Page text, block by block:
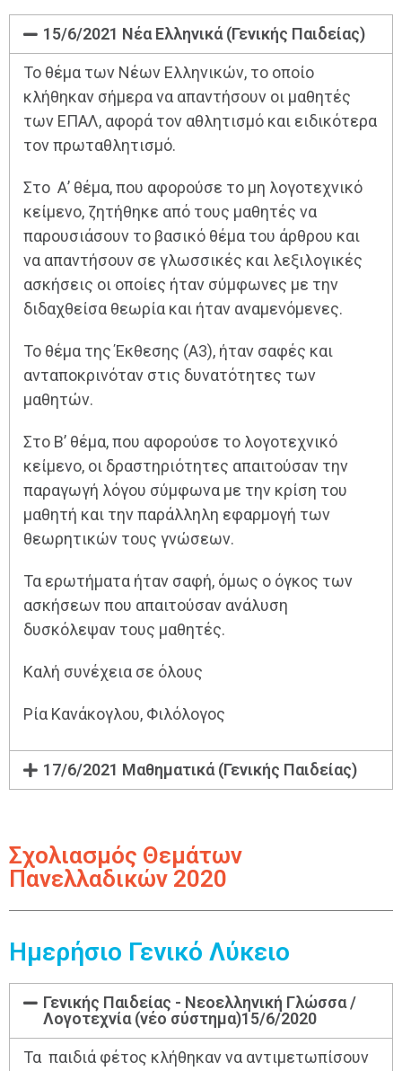
15/6/2021 Νέα Ελληνικά (Γενικής Παιδείας)
Το θέμα των Νέων Ελληνικών, το οποίο
κλήθηκαν σήμερα να απαντήσουν οι μαθητές
των ΕΠΑΛ, αφορά τον αθλητισμό και ειδικότερα
τον πρωταθλητισμό.
Στο Α’ θέμα, που αφορούσε το μη λογοτεχνικό
κείμενο, ζητήθηκε από τους μαθητές να
παρουσιάσουν το βασικό θέμα του άρθρου και
να απαντήσουν σε γλωσσικές και λεξιλογικές
ασκήσεις οι οποίες ήταν σύμφωνες με την
διδαχθείσα θεωρία και ήταν αναμενόμενες.
Το θέμα της Έκθεσης (Α3), ήταν σαφές και
ανταποκρινόταν στις δυνατότητες των
μαθητών.
Στο Β’ θέμα, που αφορούσε το λογοτεχνικό
κείμενο, οι δραστηριότητες απαιτούσαν την
παραγωγή λόγου σύμφωνα με την κρίση του
μαθητή και την παράλληλη εφαρμογή των
θεωρητικών τους γνώσεων.
Τα ερωτήματα ήταν σαφή, όμως ο όγκος των
ασκήσεων που απαιτούσαν ανάλυση
δυσκόλεψαν τους μαθητές.
Καλή συνέχεια σε όλους
Ρία Κανάκογλου, Φιλόλογος
17/6/2021 Μαθηματικά (Γενικής Παιδείας)
Σχολιασμός Θεμάτων
Πανελλαδικών 2020
Ημερήσιο Γενικό Λύκειο
Γενικής Παιδείας - Νεοελληνική Γλώσσα /
Λογοτεχνία (νέο σύστημα)15/6/2020
Τα παιδιά φέτος κλήθηκαν να αντιμετωπίσουν